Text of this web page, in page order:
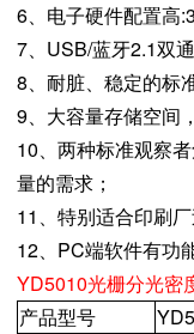
6、电子硬件配置高
7、USB/蓝牙2.1双
8、耐脏、稳定的标
9、大容量存储空间
10、两种标准观察
量的需求；
11、特别适合印刷
12、PC端软件有功
YD5010光栅分光密
产品型号